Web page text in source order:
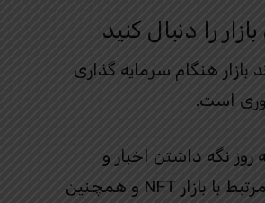
را دنبال کنید
بازار هنگام سرمایه گذاری
روز نگه داشتن اخبار و
رویدادهای مرتبط با بازار NFT و همچنین